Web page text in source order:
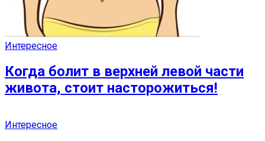
Интересное
Когда болит в верхней левой части
живота, стоит насторожиться!
Интересное